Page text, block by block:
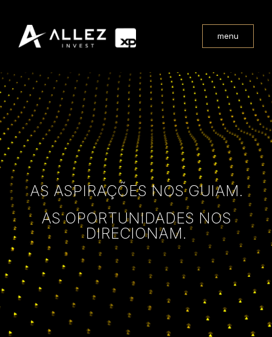
menu
AS ASPIRAÇÕES NOS GUIAM.
AS OPORTUNIDADES NOS
DIRECIONAM.